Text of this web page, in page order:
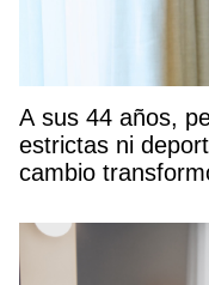
A sus 44 años,
estrictas ni
cambio